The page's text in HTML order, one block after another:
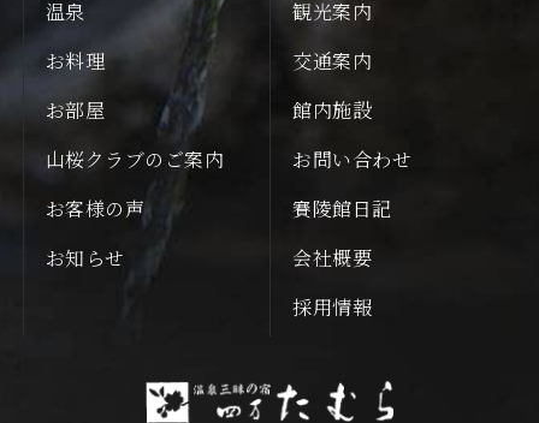
温泉
お料理
お部屋
観光案内
交通案内
館内施設
山桜クラブのご案内
お客様の声
お知らせ
お問い合わせ
賽陵館日記
会社概要
採用情報